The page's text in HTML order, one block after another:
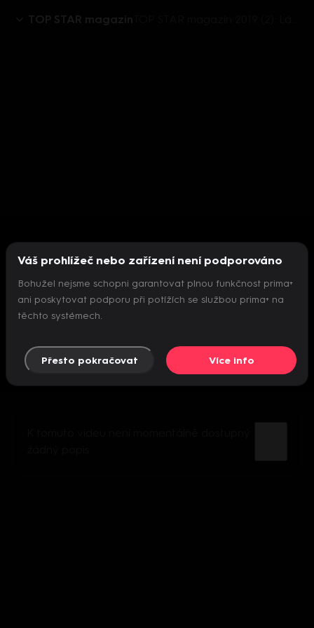
TOP STAR magazín
Nepodařilo se inicializovat přehrávač
Váš prohlížeč nebo zařízení není podporováno
Bohužel nejsme schopni garantovat plnou funkčnost prima+
ani poskytovat podporu při potížích se službou prima+ na
těchto systémech.
Přesto pokračovat Více info